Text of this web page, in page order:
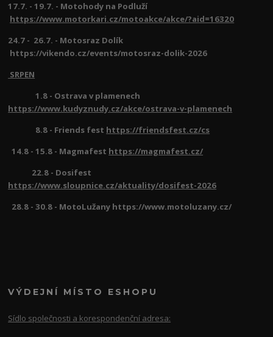
17.7. - 19.7. - Motohody na Podluží
https://www.motorkari.cz/motoakce/akce/?aid=16320
24.7 - 26.7. - Motosraz Dolík
https://vikendo.cz/events/motosraz-dolik-2026
SRPEN
1.8 - Ostrava v plamenech
https://www.kudyznudy.cz/akce/ostrava-v-plamenech
8.8 - Friends fest https://friendsfest.cz/cs
14.8 - 15.8 - Magmafest https://magmafest.cz/
22.8 - Dosifest
https://www.sloupnice.cz/aktuality/dosifest-2026
28.8 - 30.8 - MotoLužany https://www.motoluzany.cz/
VÝDEJNÍ MÍSTO ESHOPU
Sídlo společnosti a korespondenční adresa: